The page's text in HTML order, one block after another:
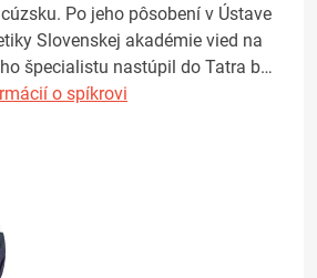
Po jeho pôsobení v Ústave
Slovenskej akadémie vied na
špecialistu nastúpil do Tatra b…
o spíkrovi